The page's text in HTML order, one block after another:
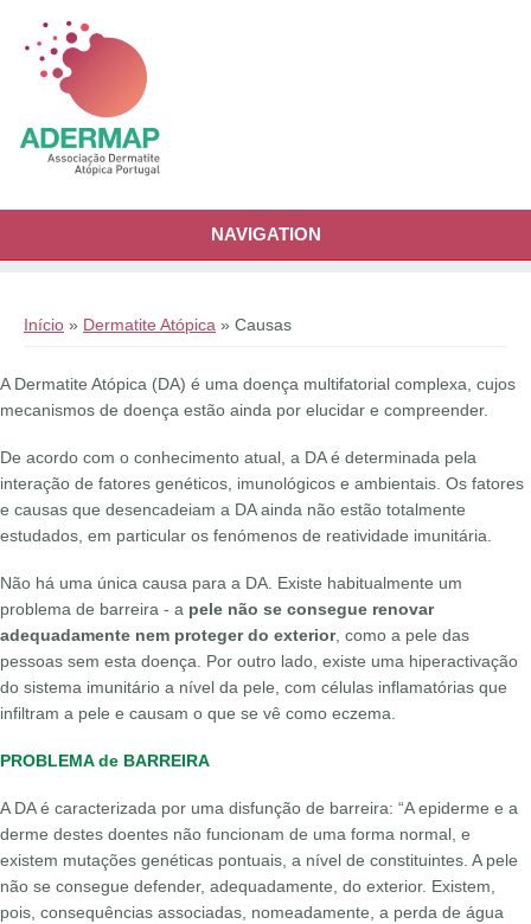
NAVIGATION
Início » Dermatite Atópica » Causas
A Dermatite Atópica (DA) é uma doença multifatorial complexa, cujos
mecanismos de doença estão ainda por elucidar e compreender.
De acordo com o conhecimento atual, a DA é determinada pela
interação de fatores genéticos, imunológicos e ambientais. Os fatores
e causas que desencadeiam a DA ainda não estão totalmente
estudados, em particular os fenómenos de reatividade imunitária.
Não há uma única causa para a DA. Existe habitualmente um
problema de barreira - a pele não se consegue renovar
adequadamente nem proteger do exterior, como a pele das
pessoas sem esta doença. Por outro lado, existe uma hiperactivação
do sistema imunitário a nível da pele, com células inflamatórias que
infiltram a pele e causam o que se vê como eczema.
PROBLEMA de BARREIRA
A DA é caracterizada por uma disfunção de barreira: “A epiderme e a
derme destes doentes não funcionam de uma forma normal, e
existem mutações genéticas pontuais, a nível de constituintes. A pele
não se consegue defender, adequadamente, do exterior. Existem,
pois, consequências associadas, nomeadamente, a perda de água